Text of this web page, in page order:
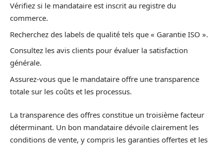
Vérifiez si le mandataire est inscrit au registre du
commerce.
Recherchez des labels de qualité tels que « Garantie ISO ».
Consultez les avis clients pour évaluer la satisfaction
générale.
Assurez-vous que le mandataire offre une transparence
totale sur les coûts et les processus.
La transparence des offres constitue un troisième facteur
déterminant. Un bon mandataire dévoile clairement les
conditions de vente, y compris les garanties offertes et les